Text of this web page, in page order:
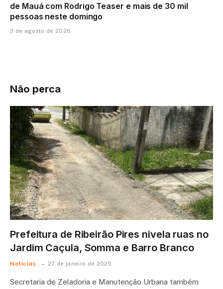
de Mauá com Rodrigo Teaser e mais de 30 mil
pessoas neste domingo
3 de agosto de 2026
Não perca
Prefeitura de Ribeirão Pires nivela ruas no
Jardim Caçula, Somma e Barro Branco
Notícias 27 de janeiro de 2025
Secretaria de Zeladoria e Manutenção Urbana também